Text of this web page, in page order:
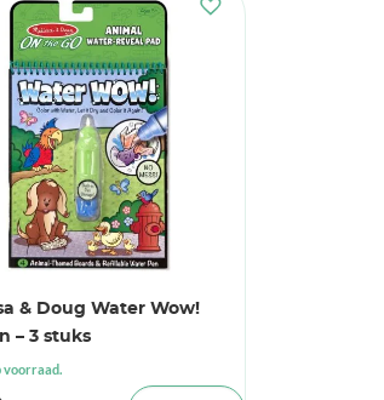
& Doug Water Wow!
– 3 stuks
voorraad.